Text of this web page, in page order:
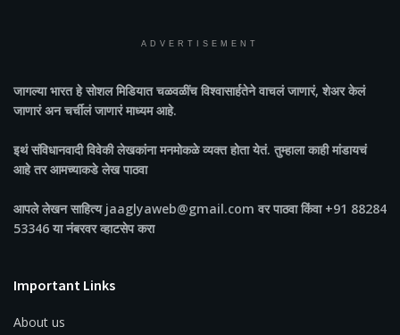
ADVERTISEMENT
जागल्या भारतहे सोशल मिडियात चळवळींच विश्वासार्हतेने वाचलं जाणारं, शेअर केलं
जाणारं अन चर्चीलं जाणारं माध्यम आहे.
इथं संविधानवादी विवेकी लेखकांना मनमोकळे व्यक्त होता येतं. तुम्हाला काही मांडायचं
आहे तर आमच्याकडे लेख पाठवा
आपले लेखन साहित्य jaaglyaweb@gmail.com वर पाठवा किंवा +91 88284
53346 या नंबरवर व्हाटसेप करा
Important Links
About us